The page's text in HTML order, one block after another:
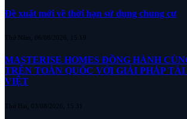
Đề xuất mới về thời hạn sử dụng chung cư
Thứ Năm, 06/08/2026, 15:19
MASTERISE HOMES ĐỒNG HÀNH
TRÊN TOÀN QUỐC VỚI GIẢI PHÁP
VIỆT
Thứ Hai, 03/08/2026, 15:31